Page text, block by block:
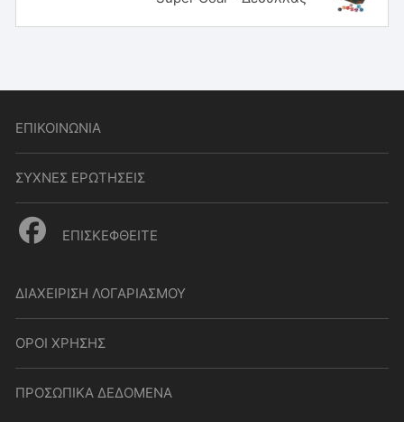
ΕΠΙΚΟΙΝΩΝΙΑ
ΣΥΧΝΕΣ ΕΡΩΤΗΣΕΙΣ
ΕΠΙΣΚΕΦΘΕΙΤΕ
ΔΙΑΧΕΙΡΙΣΗ ΛΟΓΑΡΙΑΣΜΟΥ
ΟΡΟΙ ΧΡΗΣΗΣ
ΠΡΟΣΩΠΙΚΑ ΔΕΔΟΜΕΝΑ